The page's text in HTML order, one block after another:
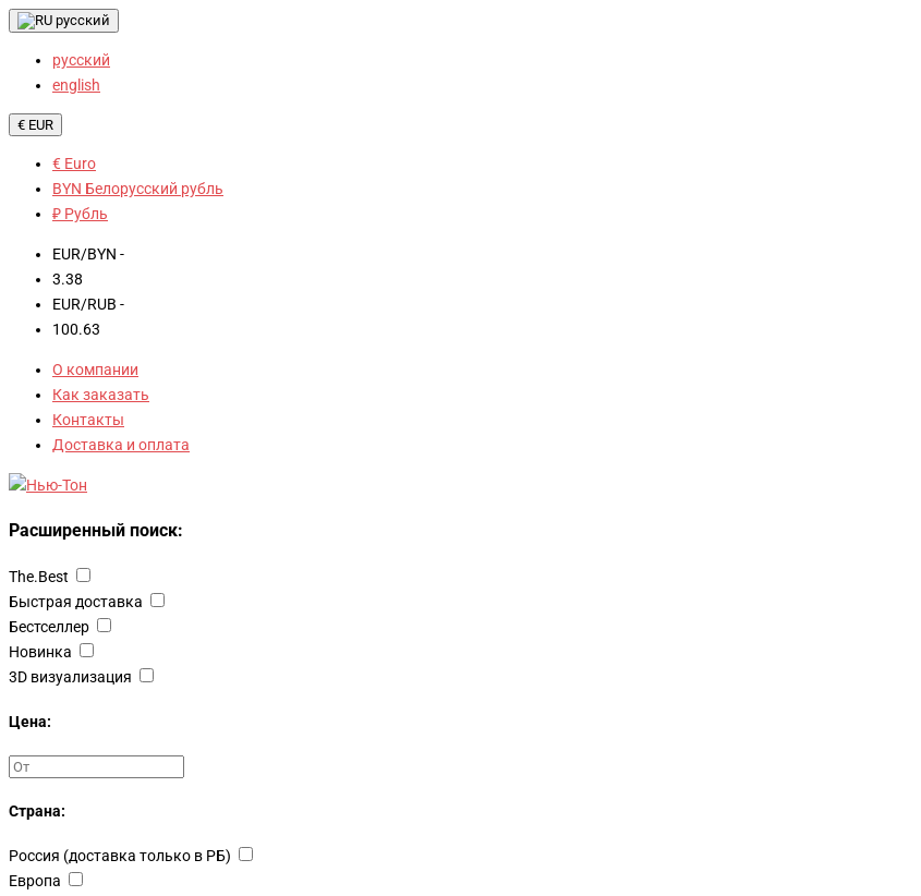
русский
русский
english
€ EUR
€ Euro
BYN Белорусский рубль
₽ Рубль
EUR/BYN -
3.38
EUR/RUB -
100.63
О компании
Как заказать
Контакты
Доставка и оплата
Расширенный поиск:
The.Best
Быстрая доставка
Бестселлер
Новинка
3D визуализация
Цена:
Страна:
Россия (доставка только в РБ)
Европа